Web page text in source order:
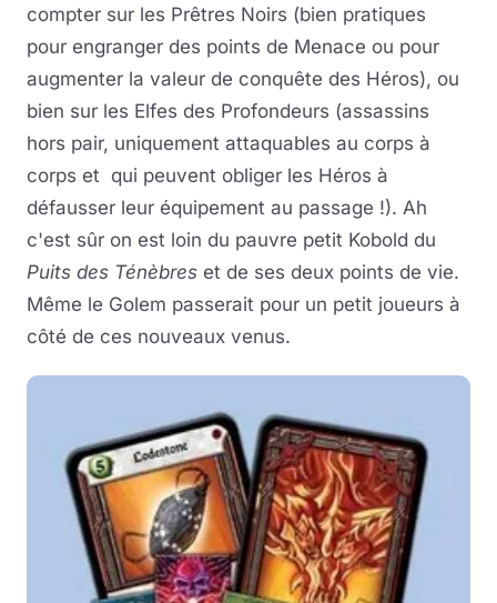
compter sur les Prêtres Noirs (bien pratiques
pour engranger des points de Menace ou pour
augmenter la valeur de conquête des Héros), ou
bien sur les Elfes des Profondeurs (assassins
hors pair, uniquement attaquables au corps à
corps et qui peuvent obliger les Héros à
défausser leur équipement au passage !). Ah
c'est sûr on est loin du pauvre petit Kobold du
Puits des Ténèbres et de ses deux points de vie.
Même le Golem passerait pour un petit joueurs à
côté de ces nouveaux venus.